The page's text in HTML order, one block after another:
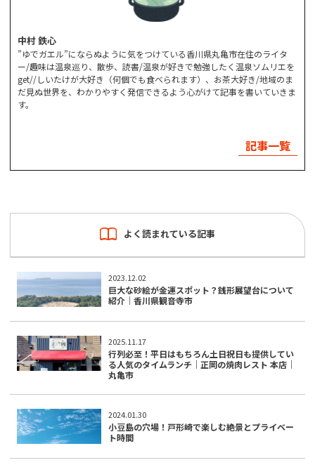
中村 鉄心
”ゆでガエル”にならぬように気をつけている香川県丸亀市在住のライタ
ー/趣味は温泉巡り、散歩、読書/温泉が好きで勉強したく温泉ソムリエを
get//しいたけが大好き（何個でも食べられます）、お茶大好き/地域のま
だ見ぬ世界を、わかりやすく発信できるよう心がけて記事を書いていきま
す。
記事一覧
よく読まれている記事
2023.12.02
巨大な砂絵が金運スポット？銭形展望台について
紹介｜香川県観音寺市
2025.11.17
行列必至！平日はもちろん土日祝日も提供してい
る人気のタイムランチ｜正岡の焼肉レスト 本店｜
丸亀市
2024.01.30
小豆島の穴場！戸形崎で楽しむ絶景とプライベー
ト時間